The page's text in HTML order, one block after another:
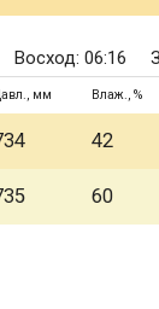
Восход: 06:16
мм Влаж., %
42
60